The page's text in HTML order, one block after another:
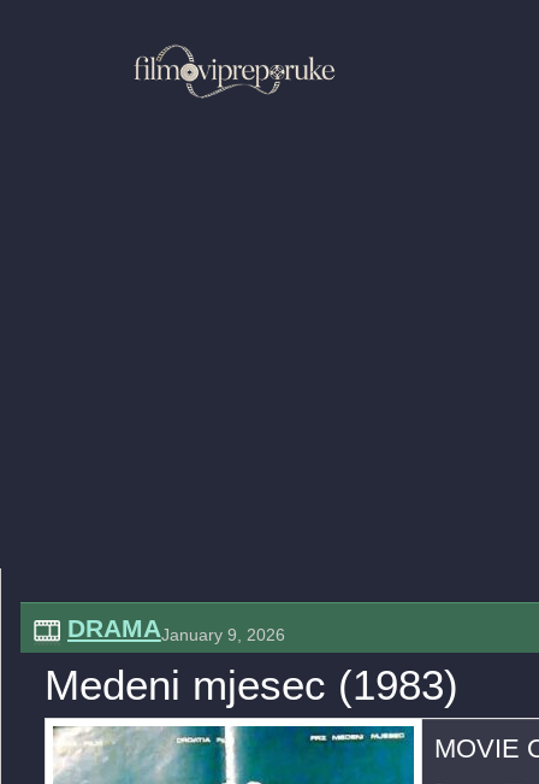
DRAMAJanuary 9, 2026
Medeni mjesec (1983)
MOVIE